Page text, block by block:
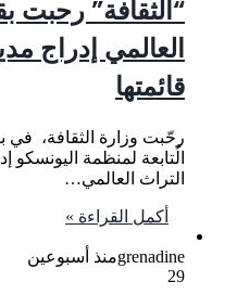
“الثقافة” رحبت
العالمي إدراج
قائمتها
رحّبت وزارة الثقافة، في
الُتابعة لمنظمة الیونسكو
التراث العالمي…
أكمل القراءة »
grenadineمنذ أسبوعين
29